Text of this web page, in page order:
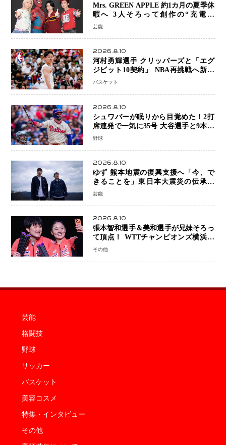
Mrs. GREEN APPLE 約1カ月の夏季休
暇へ 3人そろって創作の“充電期
間”「自分らしいインプットを」
芸能
2026.8.10
河村勇輝選手 クリッパーズと「エグ
ジビット10契約」 NBA再挑戦へ新た
な一歩、八村塁選手との共闘にも期待
バスケット
2026.8.10
シュワバーが眠りから目覚めた！2打
席連発で一気に35号 大谷選手と9本差
に 本塁打王争いで単独トップ浮上
野球
2026.8.10
ゆず 熊本地震の復興支援へ「今、で
きることを」東日本大震災の伝承歌
「幾重」ライブ音源を配信、収益を全
芸能
2026.8.10
張本智和選手＆美和選手が兄妹そろっ
て頂点！ WTTチャンピオンズ横浜で
史上初の快挙 2人で約1264万円の優
その他
芸能
格闘技
野球
サッカー
バスケット
美容コスメ
特集・インタビュー
その他